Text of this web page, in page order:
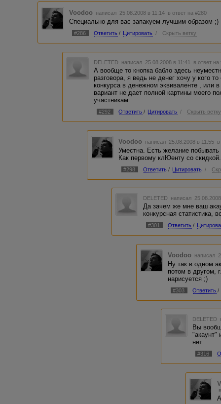
Voodoo написал 25.08.2008 в 11:14 в ответ на #280
Специально для вас запакуем лучшим образом ;)
#286 Ответить / Цитировать / Скрыть ветку
DELETED написал 25.08.2008 в 11:41 в ответ на
А вообще то кнопка бабло здесь
разговора, я ведь не денег хочу у кого
конкурса в денежном эквиваленте , или
вариант не дает полной картины моего
участникам
#292 Ответить / Цитировать / Скрыть ветку
Voodoo написал 25.08.2008 в 11:55
Уместна. Есть желание
Как первому клЮенту со
#298 Ответить / Цитировать /
DELETED написал
Да зачем же мне ваш
конкурсная статистика,
#301 Ответить /
Voodoo написал
Ну так в одном
потом в другом,
нарисуется ;)
#303 Ответить /
DELETED
Вы
"акаунт"
нет...
#316